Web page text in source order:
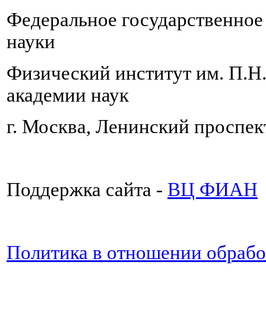
Федеральное
науки
Физический институт им.
академии наук
г. Москва, Ленинский
Поддержка сайта - ВЦ ФИАН
Политика в отношении